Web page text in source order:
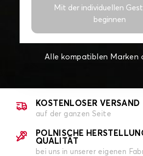
Mit der individuellen
beginnen
Alle kompatiblen Marken
KOSTENLOSER VERSAND
auf der ganzen Seite
POLNISCHE
QUALITÄT
bei uns in unserer eigenen